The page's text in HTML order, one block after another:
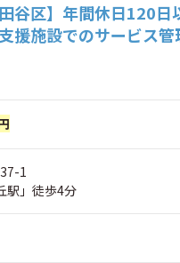
田谷区】年間休日120日
援施設でのサービス管
1
駅」徒歩4分